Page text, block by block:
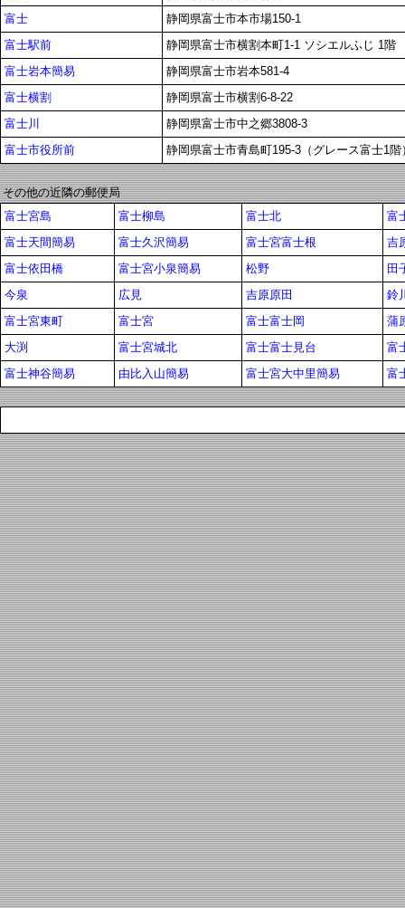
富士
静岡県富士市本市場150-1
富士駅前
静岡県富士市横割本町1-1 ソシエルふじ 1階
富士岩本簡易
静岡県富士市岩本581-4
富士横割
静岡県富士市横割6-8-22
富士川
静岡県富士市中之郷3808-3
富士市役所前
静岡県富士市青島町195-3（グレース富士1階
その他の近隣の郵便局
富士宮島
富士柳島 富士北
富
富士天間簡易
富士久沢簡易 富士宮富士根
吉
富士依田橋
富士宮小泉簡易 松野
田
今泉
広見 吉原原田
鈴
富士宮東町
富士宮 富士富士岡
蒲
大渕
富士宮城北 富士富士見台
富
富士神谷簡易
由比入山簡易 富士宮大中里簡易 富